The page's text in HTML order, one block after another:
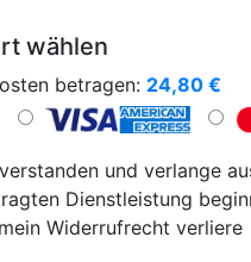
wählen
betragen: 24,80 €
und verlange
Dienstleistung
Widerrufrecht verliere